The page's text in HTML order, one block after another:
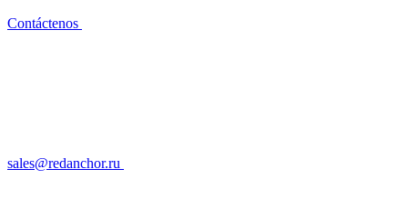
Contáctenos
sales@redanchor.ru